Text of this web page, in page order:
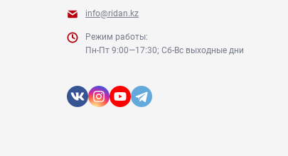
info@ridan.kz
Режим работы:
Пн-Пт 9:00—17:30; Сб-Вс выходные дни